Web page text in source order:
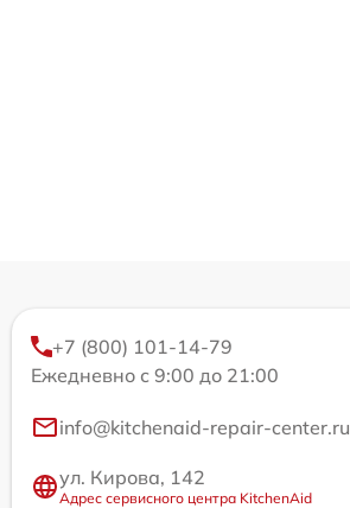
+7 (800) 101-14-79
Ежедневно с 9:00 до 21:00
info@kitchenaid-repair-center.ru
ул. Кирова, 142
Адрес сервисного центра KitchenAid